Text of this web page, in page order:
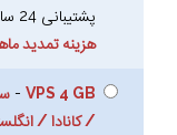
پشتیبانی 24 ساعته هفت روز هفته
هزینه تمدید ماهانه سرور
VPS 4 GB
-
/ کانادا /